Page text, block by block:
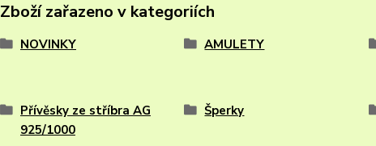
Zboží zařazeno v kategoriích
NOVINKY AMULETY
Přívěsky ze stříbra AG
925/1000
Šperky